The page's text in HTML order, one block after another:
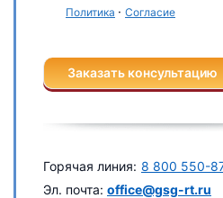
Политика · Согласие
Заказать консультацию
Горячая линия: 8 800 550-
Эл. почта: office@gsg-rt.ru